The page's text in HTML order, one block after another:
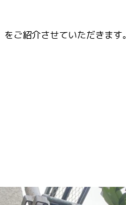
をご紹介させていただきます。